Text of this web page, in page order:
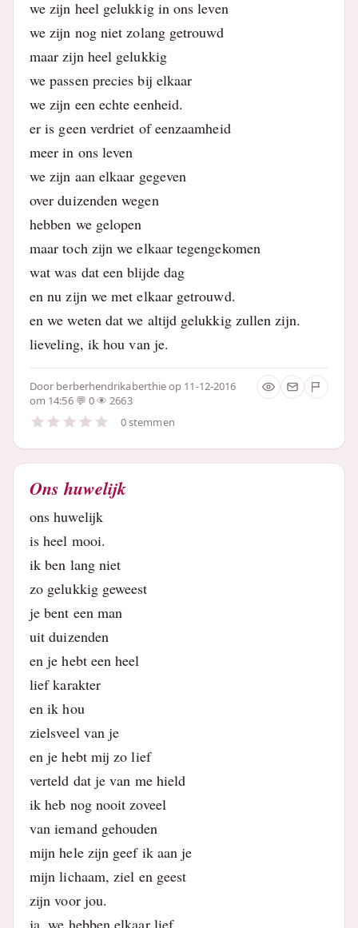
we zijn heel gelukkig in ons leven
we zijn nog niet zolang getrouwd
maar zijn heel gelukkig
we passen precies bij elkaar
we zijn een echte eenheid.
er is geen verdriet of eenzaamheid
meer in ons leven
we zijn aan elkaar gegeven
over duizenden wegen
hebben we gelopen
maar toch zijn we elkaar tegengekomen
wat was dat een blijde dag
en nu zijn we met elkaar getrouwd.
en we weten dat we altijd gelukkig zullen zijn.
lieveling, ik hou van je.
Door berberhendrikaberthieop 11-12-2016
om 14:56
0
2663
0 stemmen
Ons huwelijk
ons huwelijk
is heel mooi.
ik ben lang niet
zo gelukkig geweest
je bent een man
uit duizenden
en je hebt een heel
lief karakter
en ik hou
zielsveel van je
en je hebt mij zo lief
verteld dat je van me hield
ik heb nog nooit zoveel
van iemand gehouden
mijn hele zijn geef ik aan je
mijn lichaam, ziel en geest
zijn voor jou.